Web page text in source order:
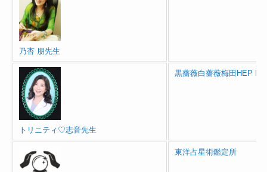
乃杏 朋先生
トリニティ♡志音先生
黒薔薇白薔薇梅田HEP
東洋占星術鑑定所